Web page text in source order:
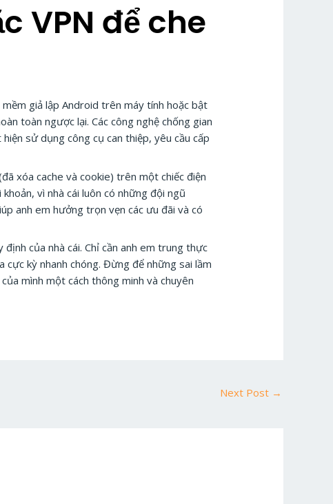
VPN để che
giả lập Android trên máy tính hoặc bật
toàn ngược lại. Các công nghệ chống gian
sử dụng công cụ can thiệp, yêu cầu cấp
xóa cache và cookie) trên một chiếc điện
vì nhà cái luôn có những đội ngũ
anh em hưởng trọn vẹn các ưu đãi và có
của nhà cái. Chỉ cần anh em trung thực
kỳ nhanh chóng. Đừng để những sai lầm
mình một cách thông minh và chuyên
Next Post →